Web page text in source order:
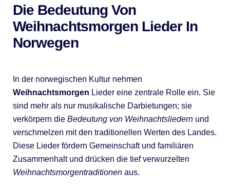
Die Bedeutung Von
Weihnachtsmorgen Lieder In
Norwegen
In der norwegischen Kultur nehmen
Weihnachtsmorgen Lieder eine zentrale Rolle ein. Sie
sind mehr als nur musikalische Darbietungen; sie
verkörpern die Bedeutung von Weihnachtsliedernund
verschmelzen mit den traditionellen Werten des Landes.
Diese Lieder fördern Gemeinschaft und familiären
Zusammenhalt und drücken die tief verwurzelten
Weihnachtsmorgentraditionenaus.